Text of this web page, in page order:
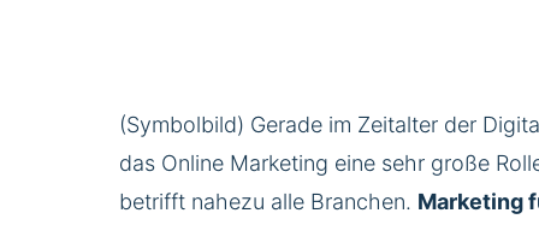
(Symbolbild) Gerade im Zeitalter der
das Online Marketing eine sehr große
betrifft nahezu alle Branchen. Marketing